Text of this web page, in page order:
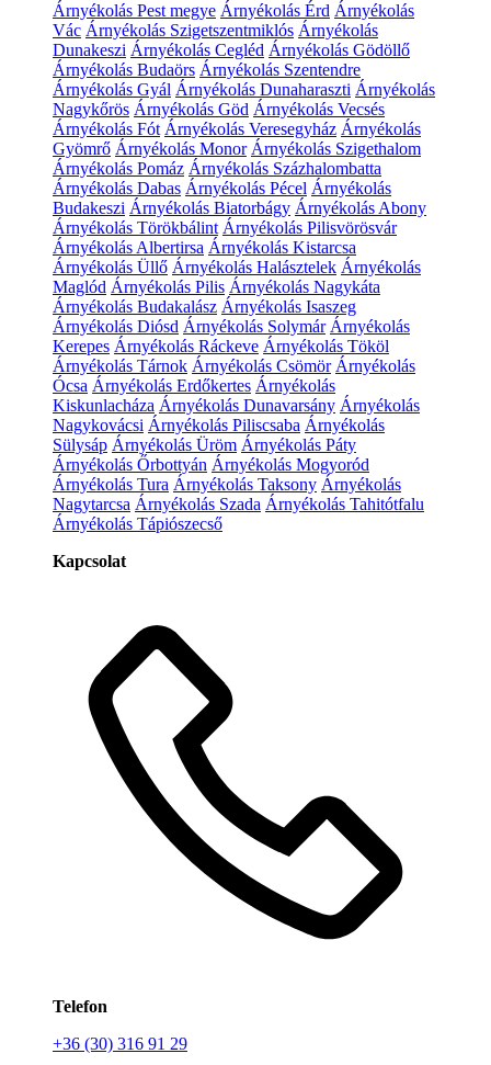
Árnyékolás Pest megye Árnyékolás Érd Árnyékolás
Vác Árnyékolás Szigetszentmiklós Árnyékolás
Dunakeszi Árnyékolás Cegléd Árnyékolás Gödöllő
Árnyékolás Budaörs Árnyékolás Szentendre
Árnyékolás Gyál Árnyékolás Dunaharaszti Árnyékolás
Nagykőrös Árnyékolás Göd Árnyékolás Vecsés
Árnyékolás Fót Árnyékolás Veresegyház Árnyékolás
Gyömrő Árnyékolás Monor Árnyékolás Szigethalom
Árnyékolás Pomáz Árnyékolás Százhalombatta
Árnyékolás Dabas Árnyékolás Pécel Árnyékolás
Budakeszi Árnyékolás Biatorbágy Árnyékolás Abony
Árnyékolás Törökbálint Árnyékolás Pilisvörösvár
Árnyékolás Albertirsa Árnyékolás Kistarcsa
Árnyékolás Üllő Árnyékolás Halásztelek Árnyékolás
Maglód Árnyékolás Pilis Árnyékolás Nagykáta
Árnyékolás Budakalász Árnyékolás Isaszeg
Árnyékolás Diósd Árnyékolás Solymár Árnyékolás
Kerepes Árnyékolás Ráckeve Árnyékolás Tököl
Árnyékolás Tárnok Árnyékolás Csömör Árnyékolás
Ócsa Árnyékolás Erdőkertes Árnyékolás
Kiskunlacháza Árnyékolás Dunavarsány Árnyékolás
Nagykovácsi Árnyékolás Piliscsaba Árnyékolás
Sülysáp Árnyékolás Üröm Árnyékolás Páty
Árnyékolás Őrbottyán Árnyékolás Mogyoród
Árnyékolás Tura Árnyékolás Taksony Árnyékolás
Nagytarcsa Árnyékolás Szada Árnyékolás Tahitótfalu
Árnyékolás Tápiószecső
Kapcsolat
Telefon
+36 (30) 316 91 29